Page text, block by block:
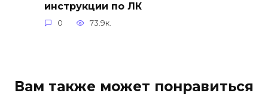
инструкции по ЛК
0 73.9к.
Вам также может понравиться